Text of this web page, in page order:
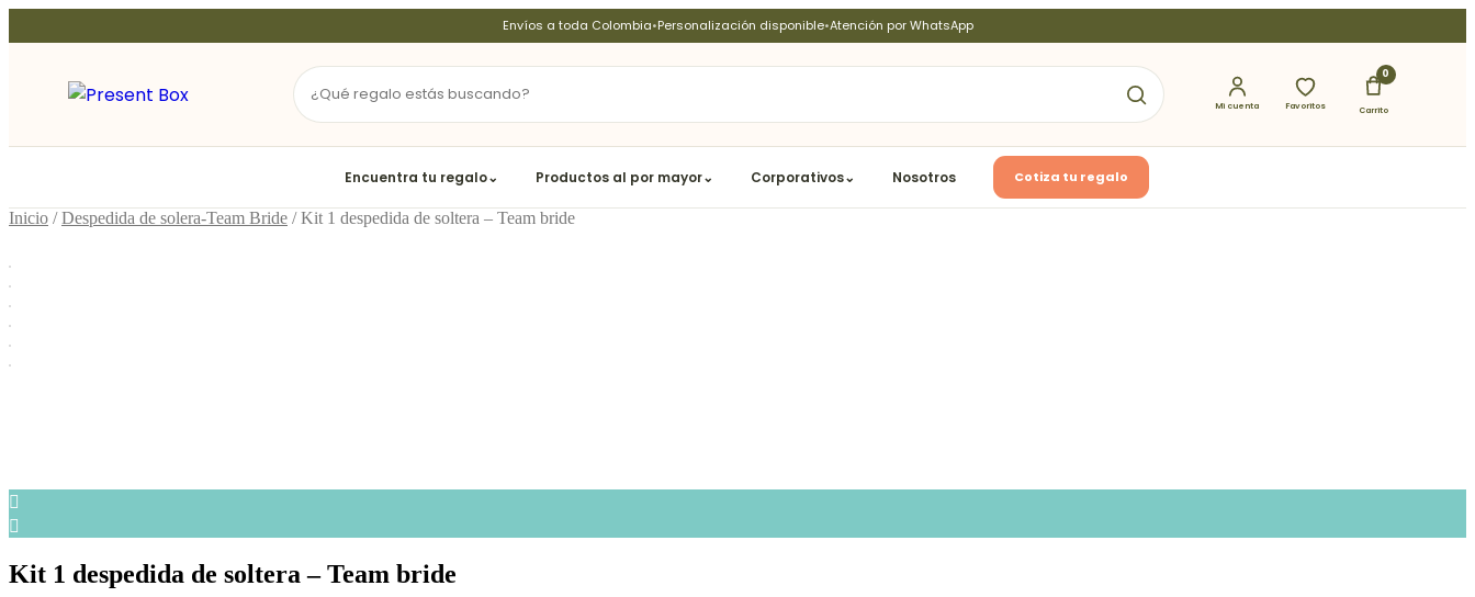
Envíos a toda Colombia•Personalización disponible•Atención por WhatsApp
Mi cuenta Favoritos
0
Carrito
Encuentra tu regalo⌄ Productos al por mayor⌄ Corporativos⌄ Nosotros Cotiza tu regalo
Inicio /Despedida de solera-Team Bride / Kit 1 despedida de soltera – Team bride
Kit 1 despedida de soltera – Team bride